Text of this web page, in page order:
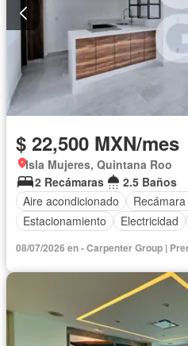
$ 22,500 MXN/mes
Isla Mujeres, Quintana Roo
2 Recámaras
2.5 Baños
Aire acondicionado
Estacionamiento
Electricidad
08/07/2026 en - Carpenter Group |